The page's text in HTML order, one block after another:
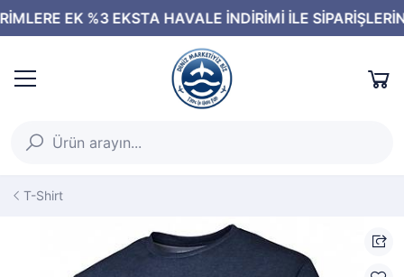
T-Shirt